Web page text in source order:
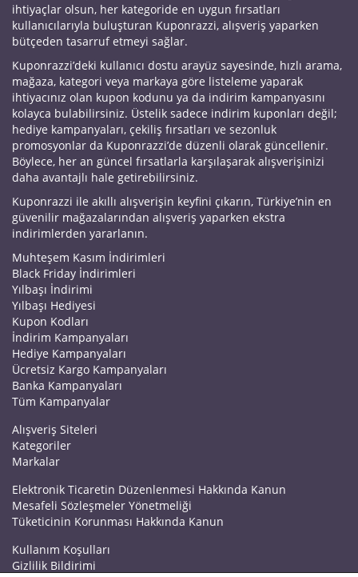
ihtiyaçlar olsun, her kategoride en uygun fırsatları
kullanıcılarıyla buluşturan Kuponrazzi, alışveriş yaparken
bütçeden tasarruf etmeyi sağlar.
Kuponrazzi’deki kullanıcı dostu arayüz sayesinde, hızlı arama,
mağaza, kategori veya markaya göre listeleme yaparak
ihtiyacınız olan kupon kodunu ya da indirim kampanyasını
kolayca bulabilirsiniz. Üstelik sadece indirim kuponları değil;
hediye kampanyaları, çekiliş fırsatları ve sezonluk
promosyonlar da Kuponrazzi’de düzenli olarak güncellenir.
Böylece, her an güncel fırsatlarla karşılaşarak alışverişinizi
daha avantajlı hale getirebilirsiniz.
Kuponrazzi ile akıllı alışverişin keyfini çıkarın, Türkiye’nin en
güvenilir mağazalarından alışveriş yaparken ekstra
indirimlerden yararlanın.
Muhteşem Kasım İndirimleri
Black Friday İndirimleri
Yılbaşı İndirimi
Yılbaşı Hediyesi
Kupon Kodları
İndirim Kampanyaları
Hediye Kampanyaları
Ücretsiz Kargo Kampanyaları
Banka Kampanyaları
Tüm Kampanyalar
Alışveriş Siteleri
Kategoriler
Markalar
Elektronik Ticaretin Düzenlenmesi Hakkında Kanun
Mesafeli Sözleşmeler Yönetmeliği
Tüketicinin Korunması Hakkında Kanun
Kullanım Koşulları
Gizlilik Bildirimi